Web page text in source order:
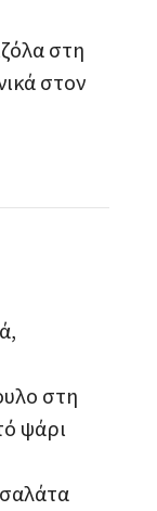
στη
στον
στη
ψάρι